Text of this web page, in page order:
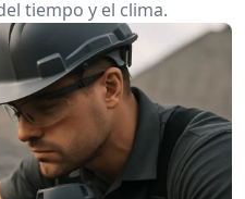
tiempo y el clima.